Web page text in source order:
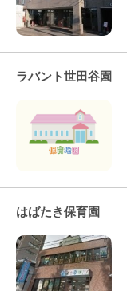
ラバント世田谷園
はばたき保育園